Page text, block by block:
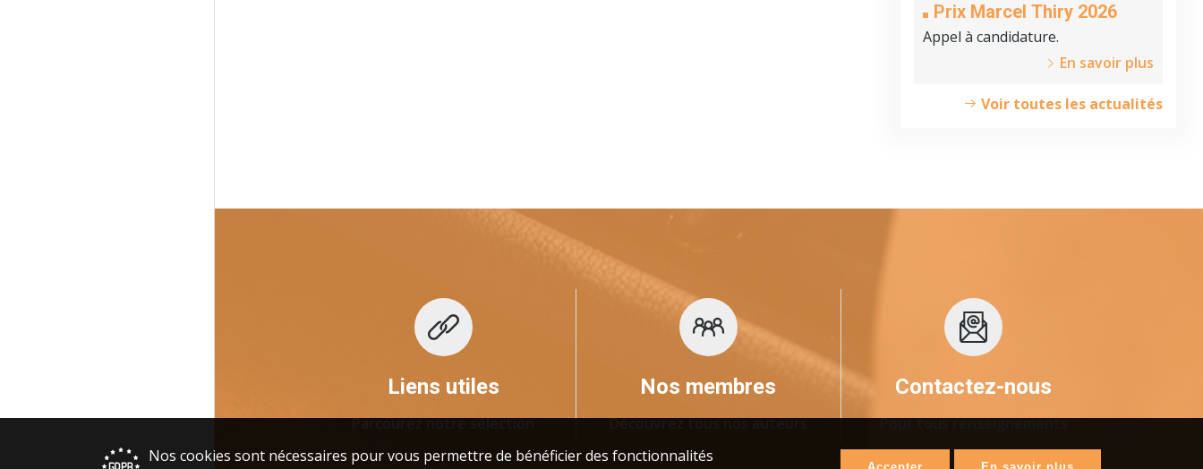
Nos cookies sont nécessaires pour vous permettre de bénéficier des fonctionnalités
Accepter En savoir plus
Prix Marcel Thiry 2026
Appel à candidature.
En savoir plus
Voir toutes les actualités
Liens utiles
Parcourez notre sélection
Nos membres
Découvrez tous nos auteurs
Contactez-nous
Pour tous renseignements